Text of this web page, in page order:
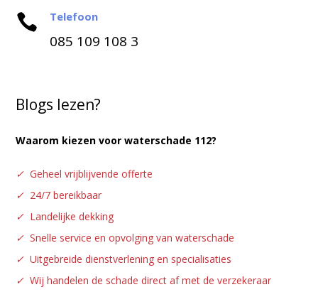
 Telefoon
085 109 108 3
Blogs lezen?
Waarom kiezen voor waterschade 112?
✓ Geheel vrijblijvende offerte
✓ 24/7 bereikbaar
✓ Landelijke dekking
✓ Snelle service en opvolging van waterschade
✓ Uitgebreide dienstverlening en specialisaties
✓ Wij handelen de schade direct af met de verzekeraar